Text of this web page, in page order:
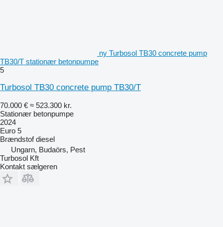
ny Turbosol TB30 concrete pump
TB30/T stationær betonpumpe
5
Turbosol TB30 concrete pump TB30/T
70.000 € ≈ 523.300 kr.
Stationær betonpumpe
2024
Euro 5
Brændstof diesel
Ungarn, Budaörs, Pest
Turbosol Kft
Kontakt sælgeren